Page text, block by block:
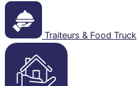
Traiteurs & Food Truck